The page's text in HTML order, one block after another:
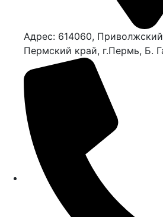
Адрес: 614060,
Пермский край, г.Пермь, Б.